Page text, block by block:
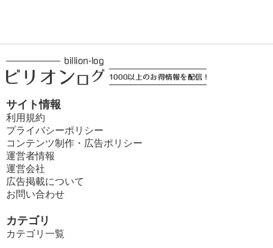
サイト情報
利用規約
プライバシーポリシー
コンテンツ制作・広告ポリシー
運営者情報
運営会社
広告掲載について
お問い合わせ
カテゴリ
カテゴリ一覧